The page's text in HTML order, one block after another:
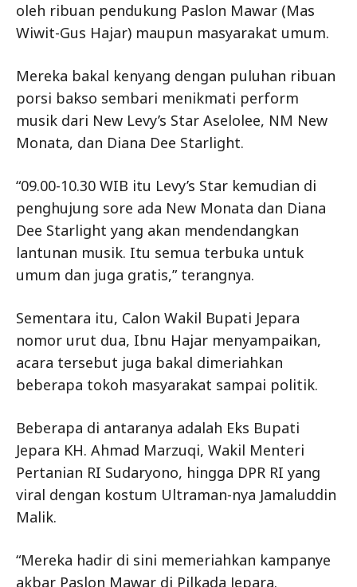
oleh ribuan pendukung Paslon Mawar (Mas
Wiwit-Gus Hajar) maupun masyarakat umum.
Mereka bakal kenyang dengan puluhan ribuan
porsi bakso sembari menikmati perform
musik dari New Levy’s Star Aselolee, NM New
Monata, dan Diana Dee Starlight.
“09.00-10.30 WIB itu Levy’s Star kemudian di
penghujung sore ada New Monata dan Diana
Dee Starlight yang akan mendendangkan
lantunan musik. Itu semua terbuka untuk
umum dan juga gratis,” terangnya.
Sementara itu, Calon Wakil Bupati Jepara
nomor urut dua, Ibnu Hajar menyampaikan,
acara tersebut juga bakal dimeriahkan
beberapa tokoh masyarakat sampai politik.
Beberapa di antaranya adalah Eks Bupati
Jepara KH. Ahmad Marzuqi, Wakil Menteri
Pertanian RI Sudaryono, hingga DPR RI yang
viral dengan kostum Ultraman-nya Jamaluddin
Malik.
“Mereka hadir di sini memeriahkan kampanye
akbar Paslon Mawar di Pilkada Jepara.